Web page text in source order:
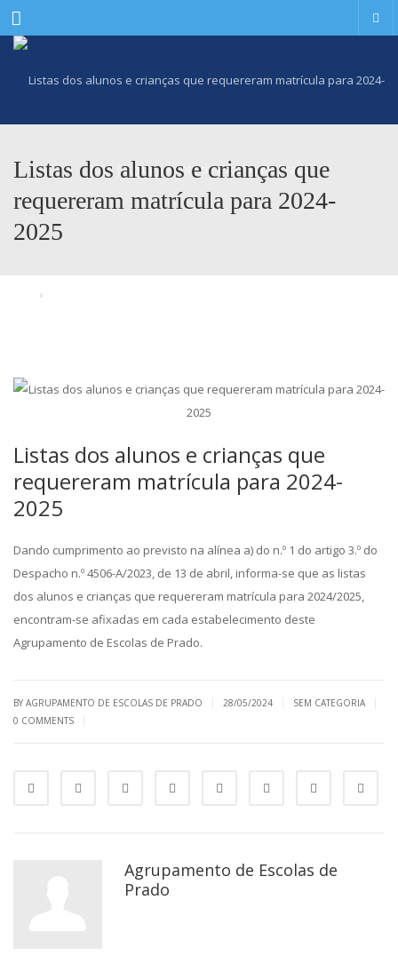
Menu
Listas dos alunos e crianças que
requereram matrícula para 2024-
2025
Listas dos alunos e crianças que
requereram matrícula para 2024-
2025
Dando cumprimento ao previsto na alínea a) do n.º 1 do artigo 3.º do
Despacho n.º 4506-A/2023, de 13 de abril, informa-se que as listas
dos alunos e crianças que requereram matrícula para 2024/2025,
encontram-se afixadas em cada estabelecimento deste
Agrupamento de Escolas de Prado.
BY AGRUPAMENTO DE ESCOLAS DE PRADO 28/05/2024 SEM CATEGORIA
0 COMMENTS
Agrupamento de Escolas de
Prado